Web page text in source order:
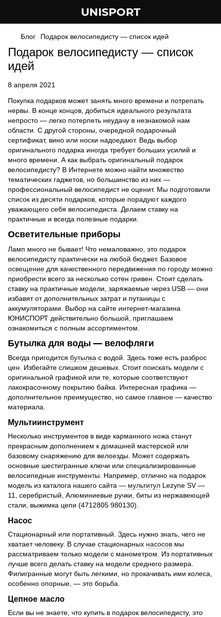
UNISPORT
Блог Подарок велосипедисту — список идей
Подарок велосипедисту — список
идей
8 апреля 2021
Покупка подарков может занять много времени и потрепать
нервы. В конце концов, добиться идеального результата
непросто — легко потерпеть неудачу в незнакомой нам
области. С другой стороны, очередной подарочный
сертификат, вино или носки надоедают. Ведь выбор
оригинального подарка иногда требует больших усилий и
много времени. А как выбрать оригинальный подарок
велосипедисту? В Интернете можно найти множество
тематических гаджетов, но большинство из них —
профессиональный велосипедист не оценит. Мы подготовили
список из десяти подарков, которые порадуют каждого
уважающего себя велосипедиста. Делаем ставку на
практичные и всегда полезные подарки.
Осветительные приборы
Ламп много не бывает! Что немаловажно, это подарок
велосипедисту практически на любой бюджет. Базовое
освещение для качественного передвижения по городу можно
приобрести всего за несколько сотен гривен. Стоит сделать
ставку на практичные модели, заряжаемые через USB — они
избавят от дополнительных затрат и путаницы с
аккумуляторами. Выбор на сайте интернет-магазина
ЮНИСПОРТ действительно большой, приглашаем
ознакомиться с полным ассортиментом.
Бутылка для воды — велофляги
Всегда пригодится бутылка с водой. Здесь тоже есть разброс
цен. Избегайте слишком дешевых. Стоит поискать модели с
оригинальной графикой или те, которые соответствуют
лакокрасочному покрытию байка. Интересная графика —
дополнительное преимущество, но самое главное — качество
материала.
Мультиинструмент
Несколько инструментов в виде карманного ножа станут
прекрасным дополнением к домашней мастерской или
базовому снаряжению для велоезды. Может содержать
основные шестигранные ключи или специализированные
велосипедные инструменты. Например, отлично на подарок
модель из каталога нашего сайта — мультитул Lezyne SV —
11, серебристый, Алюминиевые ручки, биты из нержавеющей
стали, выжимка цепи (4712805 980130).
Насос
Стационарный или портативный. Здесь нужно знать, чего не
хватает человеку. В случае стационарных насосов мы
рассматриваем только модели с манометром. Из портативных
лучше всего делать ставку на модели среднего размера.
Филигранные могут быть легкими, но прокачивать ими колеса,
особенно опорные, — это борьба.
Цепное масло
Если вы не знаете, что купить в подарок велосипедисту, это